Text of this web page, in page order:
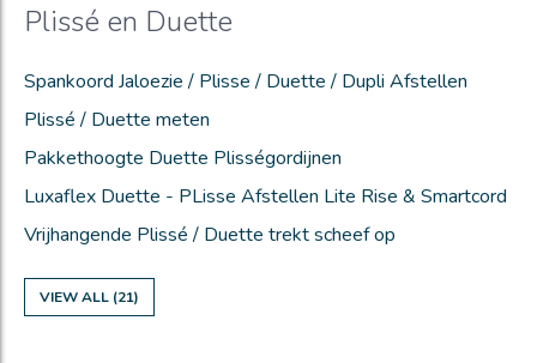
Plissé en Duette
Spankoord Jaloezie / Plisse / Duette / Dupli Afstellen
Plissé / Duette meten
Pakkethoogte Duette Plisségordijnen
Luxaflex Duette - PLisse Afstellen Lite Rise & Smartcord
Vrijhangende Plissé / Duette trekt scheef op
VIEW ALL (21)